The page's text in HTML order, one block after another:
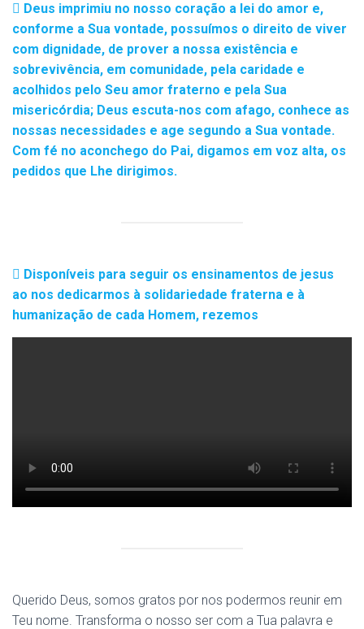
Deus imprimiu no nosso coração a lei do amor e,
conforme a Sua vontade, possuímos o direito de viver
com dignidade, de prover a nossa existência e
sobrevivência, em comunidade, pela caridade e
acolhidos pelo Seu amor fraterno e pela Sua
misericórdia; Deus escuta-nos com afago, conhece as
nossas necessidades e age segundo a Sua vontade.
Com fé no aconchego do Pai, digamos em voz alta, os
pedidos que Lhe dirigimos.
Disponíveis para seguir os ensinamentos de jesus
ao nos dedicarmos à solidariedade fraterna e à
humanização de cada Homem, rezemos
Querido Deus, somos gratos por nos podermos reunir em
Teu nome. Transforma o nosso ser com a Tua palavra e